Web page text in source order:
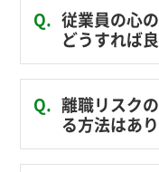
Q. 従業員の心
どうすれば
Q. 離職リスク
る方法はあ